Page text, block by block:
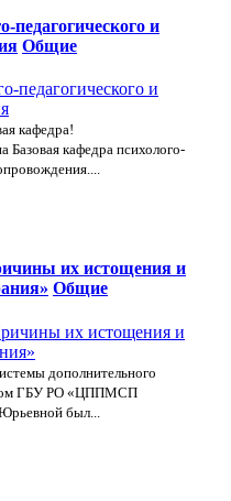
педагогического и
Общие
кафедра!
кафедра психолого-
их истощения и
Общие
дополнительного
ГБУ РО «ЦППМСП
был...